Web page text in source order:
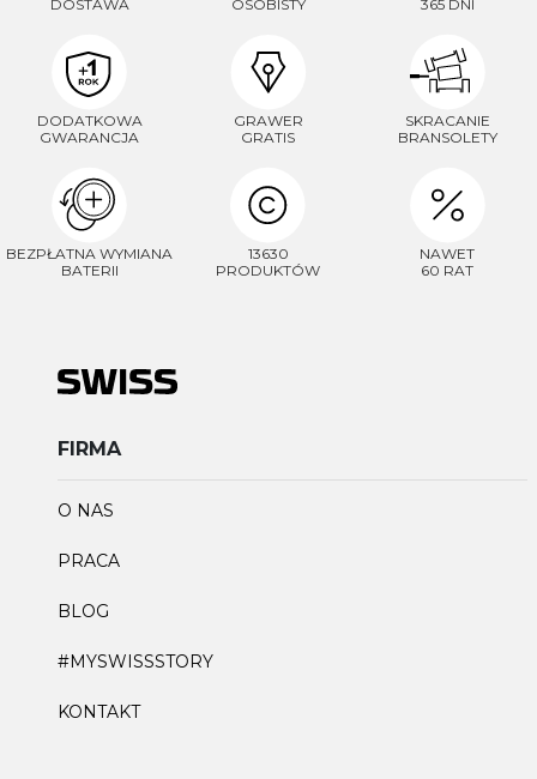
DOSTAWA
OSOBISTY
365 DNI
DODATKOWA
GWARANCJA
GRAWER
GRATIS
SKRACANIE
BRANSOLETY
BEZPŁATNA WYMIANA
BATERII
13630
PRODUKTÓW
NAWET
60 RAT
FIRMA
O NAS
PRACA
BLOG
#MYSWISSSTORY
KONTAKT